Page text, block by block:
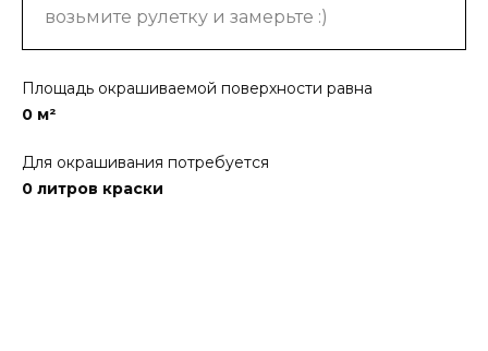
Площадь окрашиваемой поверхности равна
0 м²
Для окрашивания потребуется
0 литров краски